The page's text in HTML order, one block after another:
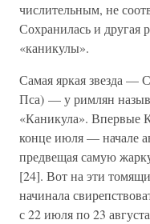
числительным, не
Сохранилась и другая
«каникулы».
Самая яркая звезда —
Пса) — у римлян
«Каникула». Впервые
конце июля — начале
предвещая самую
[24]. Вот на эти
начинала
с 22 июля по 23